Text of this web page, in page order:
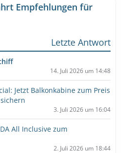
Empfehlungen für
Letzte Antwort
14. Juli 2026 um 14:48
Jetzt Balkonkabine zum Preis
3. Juli 2026 um 16:04
All Inclusive zum
2. Juli 2026 um 18:44